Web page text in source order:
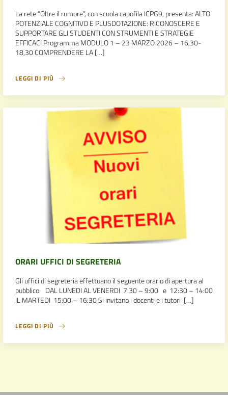
La rete “Oltre il rumore”, con scuola capofila ICPG9, presenta: ALTO
POTENZIALE COGNITIVO E PLUSDOTAZIONE: RICONOSCERE E
SUPPORTARE GLI STUDENTI CON STRUMENTI E STRATEGIE
EFFICACI Programma MODULO 1 – 23 MARZO 2026 – 16,30-
18,30 COMPRENDERE LA […]
LEGGI DI PIÙ
ORARI UFFICI DI SEGRETERIA
Gli uffici di segreteria effettuano il seguente orario di apertura al
pubblico: DAL LUNEDI AL VENERDI 7.30 – 9:00 e 12:30 – 14:00
IL MARTEDI 15:00 – 16:30 Si invitano i docenti e i tutori […]
LEGGI DI PIÙ